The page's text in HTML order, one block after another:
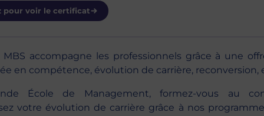
pour voir le certificat
accompagne les professionnels grâce à une
en compétence, évolution de carrière, reconversion,
École de Management, formez-vous au
votre évolution de carrière grâce à nos